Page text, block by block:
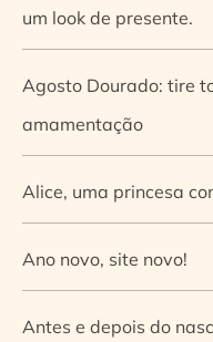
um look de presente.
Agosto Dourado: tire
amamentação
Alice, uma princesa
Ano novo, site novo!
Antes e depois do